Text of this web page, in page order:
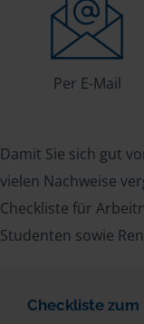
Per E-Mail
Damit Sie sich gut
vielen Nachweise
Checkliste für
Studenten sowie
Checkliste